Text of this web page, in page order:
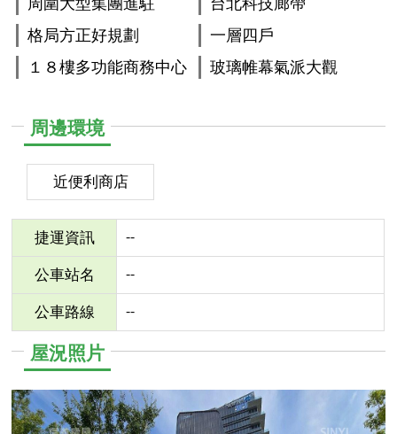
周圍大型集團進駐
格局方正好規劃
１８樓多功能商務中心
台北科技廊帶
一層四戶
玻璃帷幕氣派大觀
周邊環境
近便利商店
捷運資訊 --
公車站名 --
公車路線 --
屋況照片